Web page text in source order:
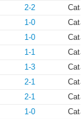
2-2
1-0
1-0
1-1
1-3
2-1
2-1
1-0